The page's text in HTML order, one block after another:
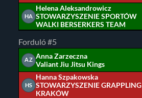
HA
Helena Aleksandrowicz
STOWARZYSZENIE SPORTÓW
WALKI BERSERKERS TEAM
Forduló #5
AZ Anna Zarzeczna
Valiant Jiu Jitsu Kings
HS
Hanna Szpakowska
STOWARZYSZENIE GRAPPLING
KRAKÓW